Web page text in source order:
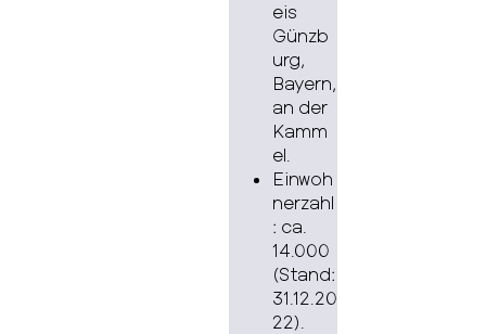
eis
Günzb
urg,
Bayern,
an der
Kamm
el.
Einwoh
nerzahl
: ca.
14.000
(Stand:
31.12.20
22).